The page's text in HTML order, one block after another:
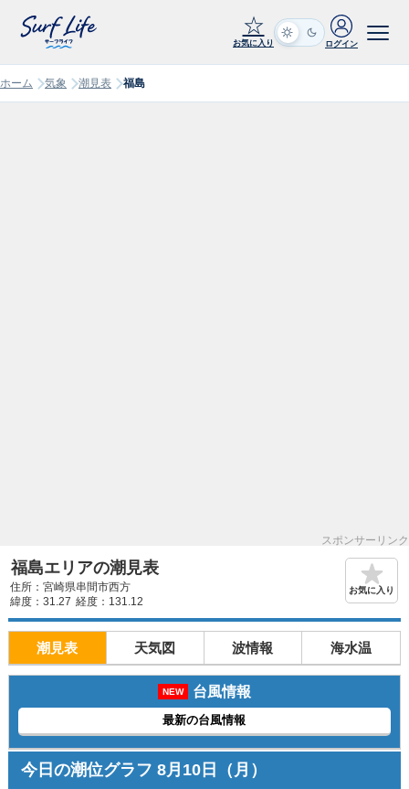
☆
お気に入り ログイン
ホーム 気象 潮見表 福島
スポンサーリンク
福島エリアの潮見表
住所：宮崎県串間市西方
緯度：31.27 経度：131.12
お気に入り
潮見表 天気図 波情報 海水温
NEW 台風情報
最新の台風情報
今日の潮位グラフ 8月10日 （月）